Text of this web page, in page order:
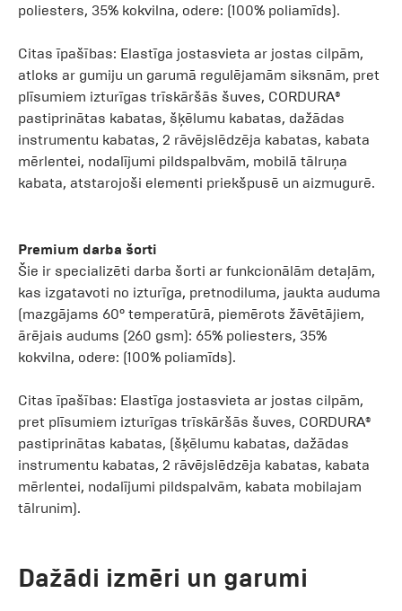
poliesters, 35% kokvilna, odere: (100% poliamīds).
Citas īpašības: Elastīga jostasvieta ar jostas cilpām,
atloks ar gumiju un garumā regulējamām siksnām, pret
plīsumiem izturīgas trīskāršās šuves, CORDURA®
pastiprinātas kabatas, šķēlumu kabatas, dažādas
instrumentu kabatas, 2 rāvējslēdzēja kabatas, kabata
mērlentei, nodalījumi pildspalbvām, mobilā tālruņa
kabata, atstarojoši elementi priekšpusē un aizmugurē.
Premium darba šorti
Šie ir specializēti darba šorti ar funkcionālām detaļām,
kas izgatavoti no izturīga, pretnodiluma, jaukta auduma
(mazgājams 60° temperatūrā, piemērots žāvētājiem,
ārējais audums (260 gsm): 65% poliesters, 35%
kokvilna, odere: (100% poliamīds).
Citas īpašības: Elastīga jostasvieta ar jostas cilpām,
pret plīsumiem izturīgas trīskāršās šuves, CORDURA®
pastiprinātas kabatas, (šķēlumu kabatas, dažādas
instrumentu kabatas, 2 rāvējslēdzēja kabatas, kabata
mērlentei, nodalījumi pildspalvām, kabata mobilajam
tālrunim).
Dažādi izmēri un garumi